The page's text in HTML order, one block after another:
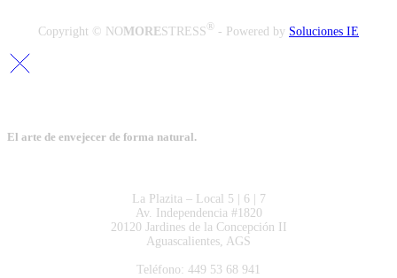
Copyright © NOMORESTRESS ® - Powered by Soluciones IE
El arte de envejecer de forma natural.
La Plazita – Local 5 | 6 | 7
Av. Independencia #1820
20120 Jardines de la Concepción II
Aguascalientes, AGS
Teléfono: 449 53 68 941